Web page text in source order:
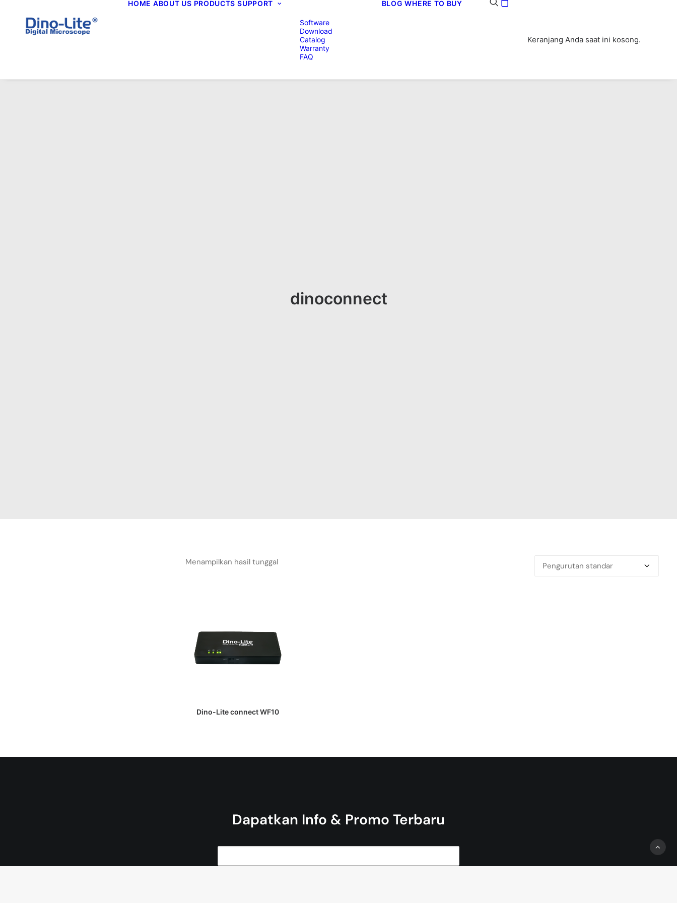
HOME ABOUT US PRODUCTS SUPPORT
Software
Download
Catalog
Warranty
FAQ
BLOG WHERE TO BUY
Keranjang Anda saat ini kosong.
dinoconnect
Menampilkan hasil tunggal
DAPATKAN PENAWARAN HARGA
Dino-Lite connect WF10
Dapatkan Info & Promo Terbaru